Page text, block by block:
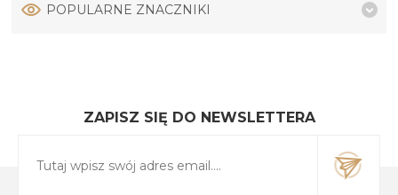
POPULARNE ZNACZNIKI
ZAPISZ SIĘ DO NEWSLETTERA